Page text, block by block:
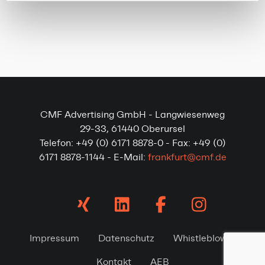
CMF Advertising GmbH - Langwiesenweg
29-33, 61440 Oberursel
Telefon: +49 (0) 6171 8878-0 - Fax: +49 (0)
6171 8878-1144 - E-Mail: frankfurt@cmf.de
Impressum Datenschutz Whistleblower
Kontakt AEB